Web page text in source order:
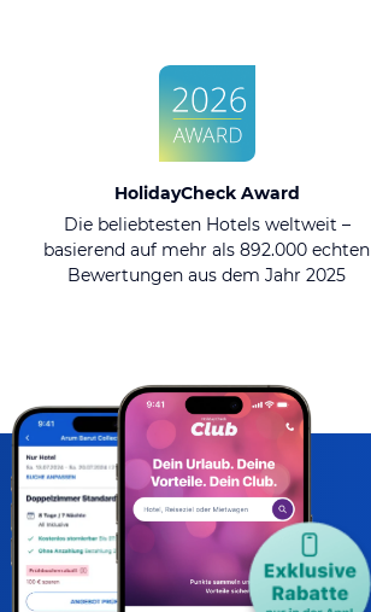
HolidayCheck Award
Die beliebtesten Hotels weltweit –
basierend auf mehr als 892.000 echten
Bewertungen aus dem Jahr 2025